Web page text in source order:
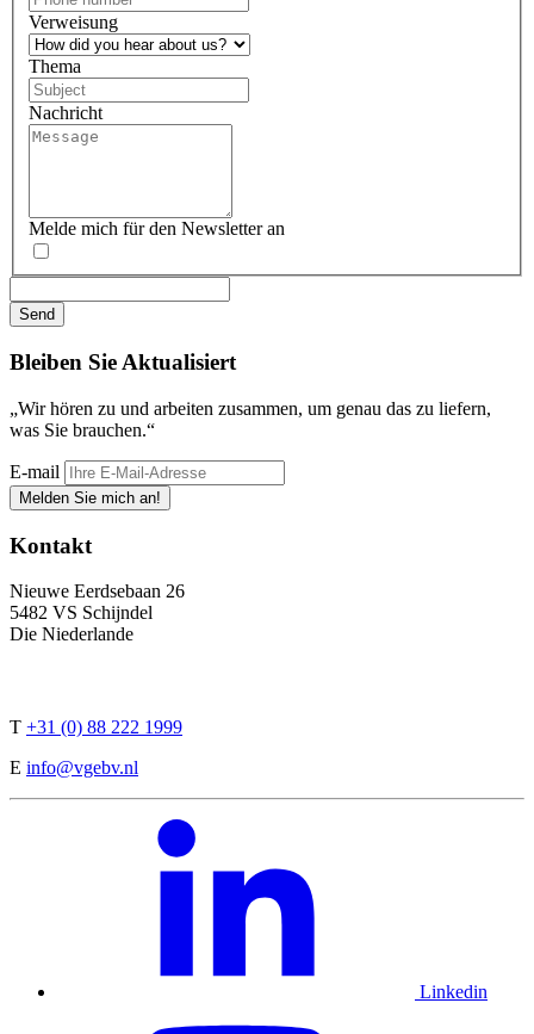
Verweisung
Thema
Nachricht
Melde mich für den Newsletter an
Bleiben Sie Aktualisiert
„Wir hören zu und arbeiten zusammen, um genau das zu liefern,
was Sie brauchen.“
E-mail
Melden Sie mich an!
Kontakt
Nieuwe Eerdsebaan 26
5482 VS Schijndel
Die Niederlande
T +31 (0) 88 222 1999
E info@vgebv.nl
Linkedin